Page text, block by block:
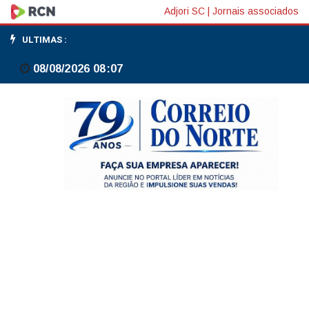
BNDES
aprova
R$
Adjori SC Jornais associados
ULTIMAS :
08/08/2026 08:07